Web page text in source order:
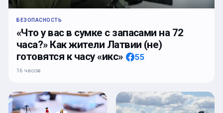
БЕЗОПАСНОСТЬ
«Что у вас в сумке с запасами на 72
часа?» Как жители Латвии (не)
готовятся к часу «икс»
55
16 часов